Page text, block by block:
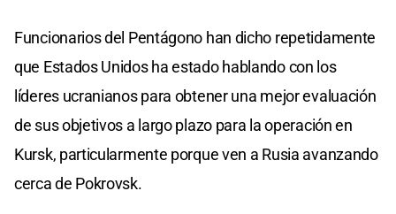
Funcionarios del Pentágono han dicho repetidamente
que Estados Unidos ha estado hablando con los
líderes ucranianos para obtener una mejor evaluación
de sus objetivos a largo plazo para la operación en
Kursk, particularmente porque ven a Rusia avanzando
cerca de Pokrovsk.